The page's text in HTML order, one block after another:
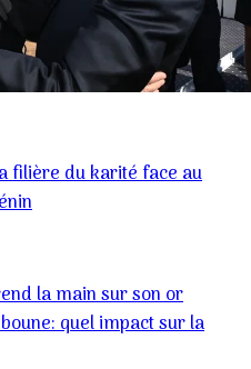
filière du karité face au
la main sur son or
quel impact sur la